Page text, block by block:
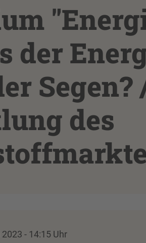
der
Segen?
des
- 14:15 Uhr